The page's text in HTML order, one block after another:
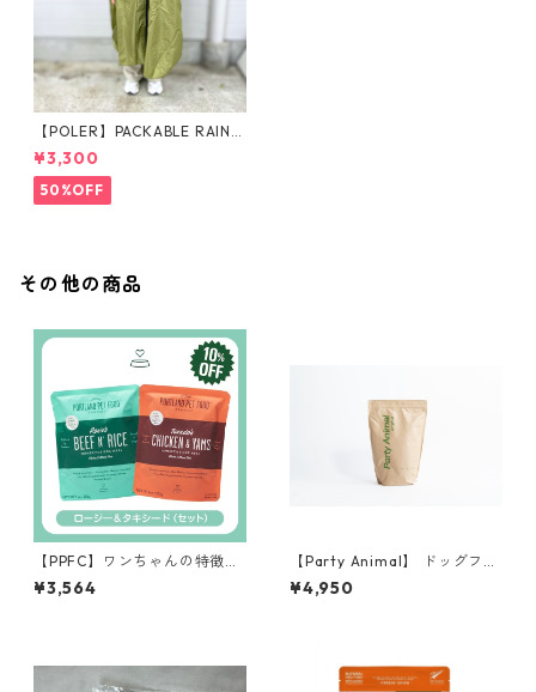
【POLER】PACKABLE RAIN P
ONCHO
¥3,300
50%OFF
その他の商品
【PPFC】ワンちゃんの特徴に
あわせて選べる2点セット【フ
ード×2】
¥3,564
【Party Animal】 ドッグフー
ド／チキン&オーツレシピ 1.81
kg
¥4,950